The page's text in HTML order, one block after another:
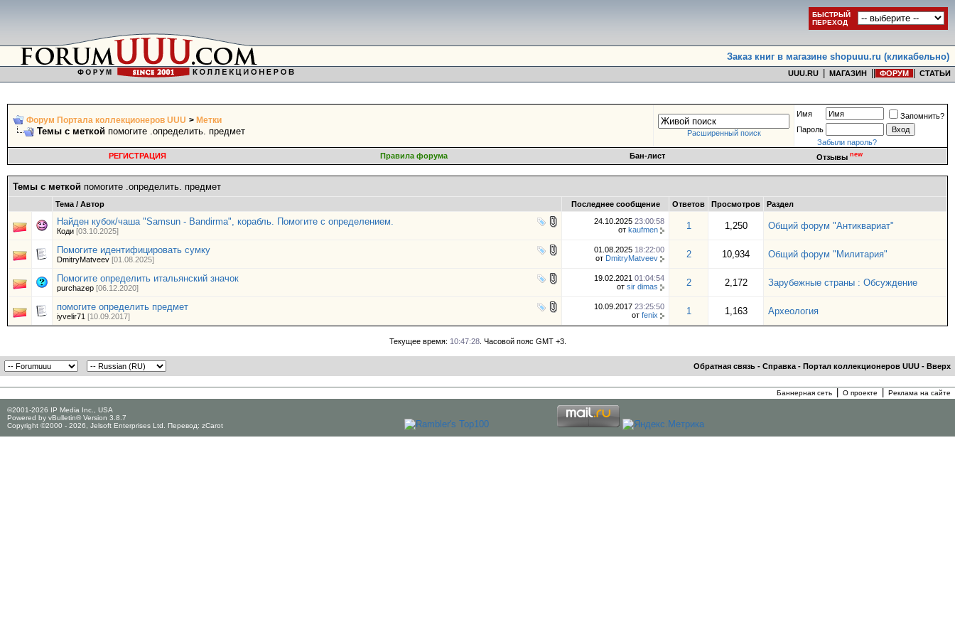
БЫСТРЫЙ
ПЕРЕХОД
Заказ книг в магазине shopuuu.ru (кликабельно)
UUU.RU МАГАЗИН ФОРУМ СТАТЬИ
Форум Портала коллекционеров UUU > Метки
Темы с меткой помогите .определить. предмет Расширенный поиск
Имя
Запомнить?
Пароль
Забыли пароль?
РЕГИСТРАЦИЯ
Правила форума Бан-лист Отзывы new
Темы с меткой помогите .определить. предмет
Тема / Автор Последнее сообщение Ответов Просмотров Раздел
Найден кубок/чаша "Samsun - Bandirma", корабль. Помогите с определением.
Коди [03.10.2025]
24.10.2025 23:00:58
от kaufmen 1 1,250 Общий форум "Антиквариат"
Помогите идентифицировать сумку
DmitryMatveev [01.08.2025]
01.08.2025 18:22:00
от DmitryMatveev 2 10,934 Общий форум "Милитария"
Помогите определить итальянский значок
purchazep [06.12.2020]
19.02.2021 01:04:54
от sir dimas 2 2,172 Зарубежные страны : Обсуждение
помогите определить предмет
iyvelir71 [10.09.2017]
10.09.2017 23:25:50
от fenix 1 1,163 Археология
Текущее время: 10:47:28. Часовой пояс GMT +3.
Обратная связь - Справка - Портал коллекционеров UUU - Вверх
Баннерная сеть О проекте Реклама на сайте
©2001-2026 IP Media Inc., USA
Powered by vBulletin® Version 3.8.7
Copyright ©2000 - 2026, Jelsoft Enterprises Ltd. Перевод: zCarot